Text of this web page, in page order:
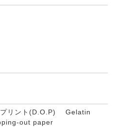
プリント(D.O.P) Gelatin
out paper